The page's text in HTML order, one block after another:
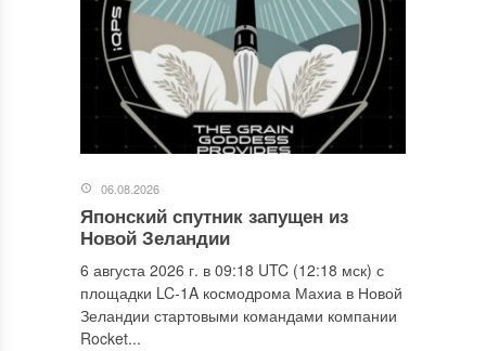
06.08.2026
Японский спутник запущен из
Новой Зеландии
6 августа 2026 г. в 09:18 UTC (12:18 мск) с
площадки LC-1A космодрома Махиа в Новой
Зеландии стартовыми командами компании
Rocket...